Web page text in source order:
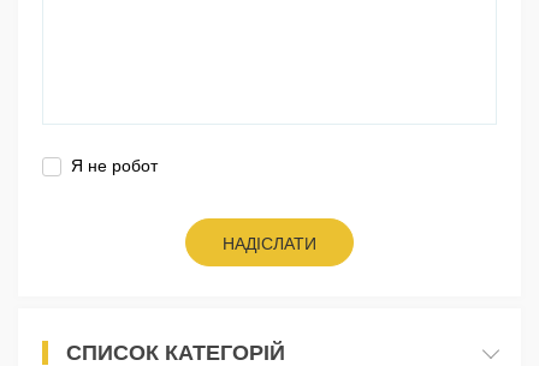
Я не робот
НАДІСЛАТИ
СПИСОК КАТЕГОРІЙ